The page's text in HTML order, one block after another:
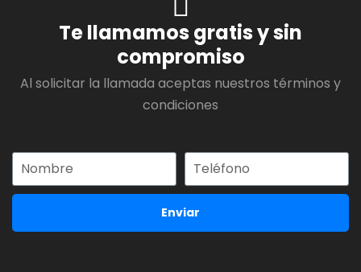
Te llamamos gratis y sin
compromiso
Al solicitar la llamada aceptas nuestros términos y
condiciones
Enviar